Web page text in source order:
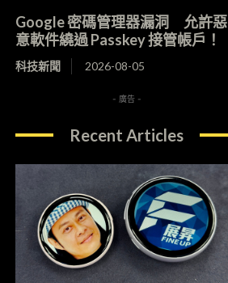
Google 密碼管理器漏洞 允許惡
意軟件繞過 Passkey 接管帳戶！
科技新聞 2026-08-05
- 廣告 -
Recent Articles